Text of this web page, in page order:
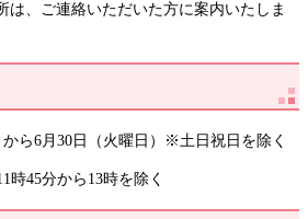
、ご連絡いただいた方に案内いたしま
ら6月30日（火曜日）※土日祝日を除く
45分から13時を除く